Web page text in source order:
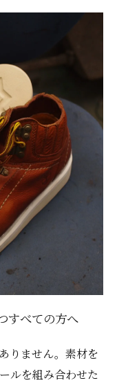
すべての方へ
りません。素材を
ルを組み合わせた